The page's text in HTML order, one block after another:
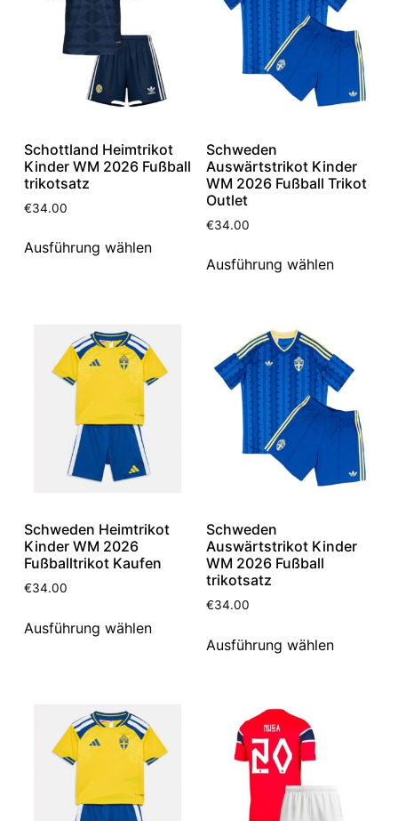
Schottland Heimtrikot
Kinder WM 2026 Fußball
trikotsatz
€34.00
Ausführung wählen
Schweden
Auswärtstrikot Kinder
WM 2026 Fußball Trikot
Outlet
€34.00
Ausführung wählen
Schweden Heimtrikot
Kinder WM 2026
Fußballtrikot Kaufen
€34.00
Ausführung wählen
Schweden
Auswärtstrikot Kinder
WM 2026 Fußball
trikotsatz
€34.00
Ausführung wählen